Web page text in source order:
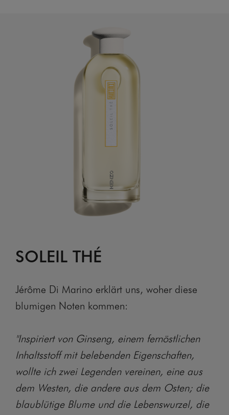
SOLEIL THÉ
Jérôme Di Marino erklärt uns, woher diese
blumigen Noten kommen:
"Inspiriert von Ginseng, einem fernöstlichen
Inhaltsstoff mit belebenden Eigenschaften,
wollte ich zwei Legenden vereinen, eine aus
dem Westen, die andere aus dem Osten; die
blaublütige Blume und die Lebenswurzel, die